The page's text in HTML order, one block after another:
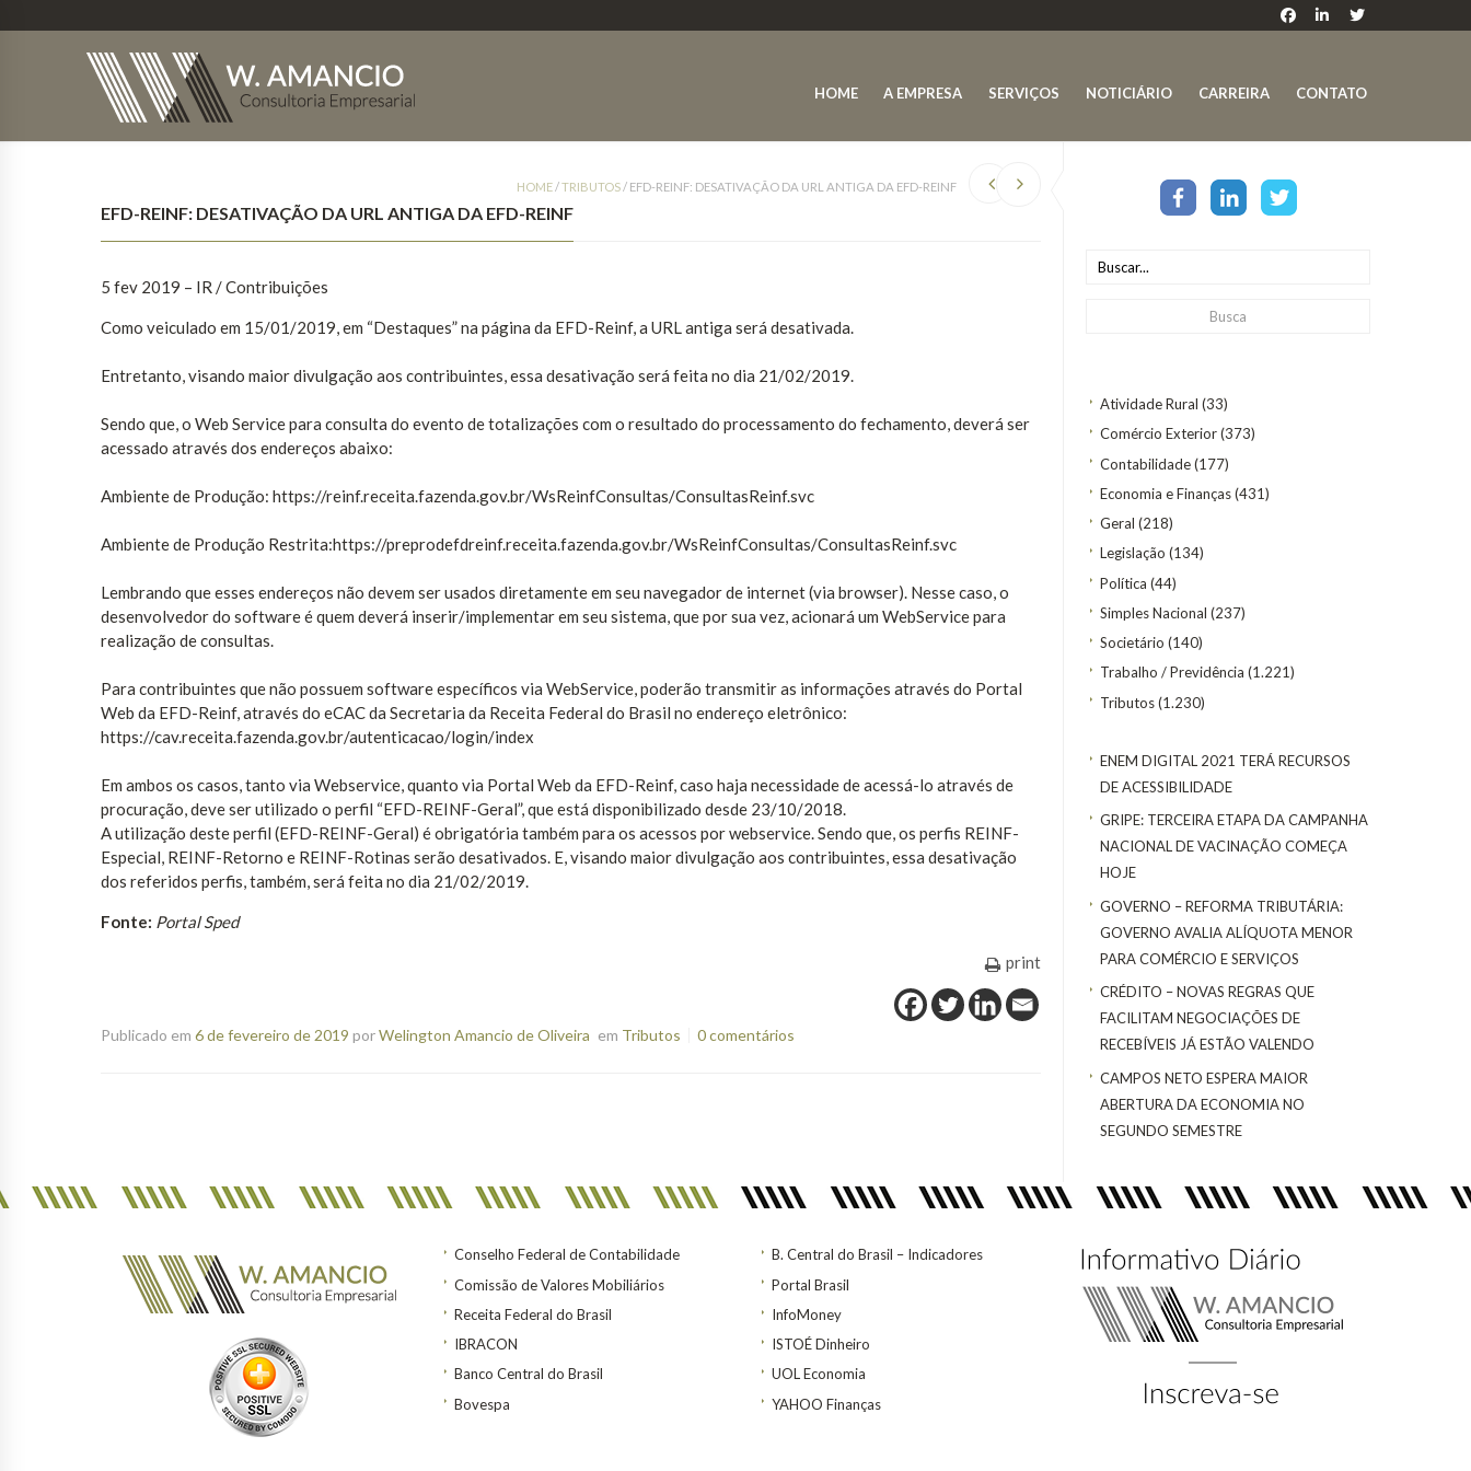
HOME A EMPRESA SERVIÇOS NOTICIÁRIO CARREIRA CONTATO
Atividade Rural (33)
Comércio Exterior(373)
Contabilidade(177)
Economia e Finanças(431)
Geral (218)
Legislação (134)
Política (44)
Simples Nacional (237)
Societário (140)
Trabalho / Previdência (1.221)
Tributos(1.230)
ENEM DIGITAL 2021 TERÁ RECURSOS
DE ACESSIBILIDADE
GRIPE: TERCEIRA ETAPA DA CAMPANHA
NACIONAL DE VACINAÇÃO COMEÇA
HOJE
GOVERNO – REFORMA TRIBUTÁRIA:
GOVERNO AVALIA ALÍQUOTA MENOR
PARA COMÉRCIO E SERVIÇOS
CRÉDITO – NOVAS REGRAS QUE
FACILITAM NEGOCIAÇÕES DE
RECEBÍVEIS JÁ ESTÃO VALENDO
CAMPOS NETO ESPERA MAIOR
ABERTURA DA ECONOMIA NO
SEGUNDO SEMESTRE
HOME/TRIBUTOS/ EFD-REINF: DESATIVAÇÃO DA URL ANTIGA DA EFD-REINF
EFD-REINF: DESATIVAÇÃO DA URL ANTIGA DA EFD-REINF
5 fev 2019 – IR / Contribuições
Como veiculado em 15/01/2019, em “Destaques” na página da EFD-Reinf, a URL antiga será desativada.
Entretanto, visando maior divulgação aos contribuintes, essa desativação será feita no dia 21/02/2019.
Sendo que, o Web Service para consulta do evento de totalizações com o resultado do processamento do fechamento, deverá ser
acessado através dos endereços abaixo:
Ambiente de Produção: https://reinf.receita.fazenda.gov.br/WsReinfConsultas/ConsultasReinf.svc
Ambiente de Produção Restrita:https://preprodefdreinf.receita.fazenda.gov.br/WsReinfConsultas/ConsultasReinf.svc
Lembrando que esses endereços não devem ser usados diretamente em seu navegador de internet (via browser). Nesse caso, o
desenvolvedor do software é quem deverá inserir/implementar em seu sistema, que por sua vez, acionará um WebService para
realização de consultas.
Para contribuintes que não possuem software específicos via WebService, poderão transmitir as informações através do Portal
Web da EFD-Reinf, através do eCAC da Secretaria da Receita Federal do Brasil no endereço eletrônico:
https://cav.receita.fazenda.gov.br/autenticacao/login/index
Em ambos os casos, tanto via Webservice, quanto via Portal Web da EFD-Reinf, caso haja necessidade de acessá-lo através de
procuração, deve ser utilizado o perfil “EFD-REINF-Geral”, que está disponibilizado desde 23/10/2018.
A utilização deste perfil (EFD-REINF-Geral) é obrigatória também para os acessos por webservice. Sendo que, os perfis REINF-
Especial, REINF-Retorno e REINF-Rotinas serão desativados. E, visando maior divulgação aos contribuintes, essa desativação
dos referidos perfis, também, será feita no dia 21/02/2019.
Fonte: Portal Sped
print
Publicado em 6 de fevereiro de 2019 porWelington Amancio de Oliveira em Tributos 0 comentários
Conselho Federal de Contabilidade
Comissão de Valores Mobiliários
Receita Federal do Brasil
IBRACON
Banco Central do Brasil
Bovespa
B. Central do Brasil – Indicadores
Portal Brasil
InfoMoney
ISTOÉ Dinheiro
UOL Economia
YAHOO Finanças